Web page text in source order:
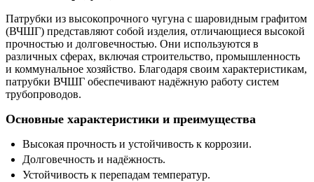
Патрубки из высокопрочного чугуна с шаровидным графитом
(ВЧШГ) представляют собой изделия, отличающиеся высокой
прочностью и долговечностью. Они используются в
различных сферах, включая строительство, промышленность
и коммунальное хозяйство. Благодаря своим характеристикам,
патрубки ВЧШГ обеспечивают надёжную работу систем
трубопроводов.
Основные характеристики и преимущества
Высокая прочность и устойчивость к коррозии.
Долговечность и надёжность.
Устойчивость к перепадам температур.